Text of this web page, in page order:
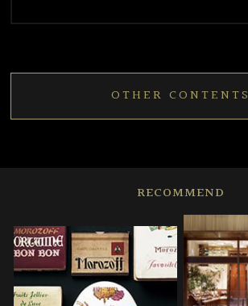
OTHER CONTENTS
RECOMMEND